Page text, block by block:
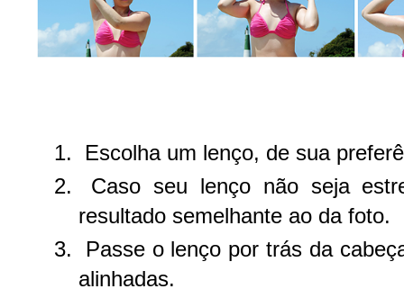
Escolha um lenço, de sua
Caso seu lenço não seja
resultado semelhante ao da foto.
Passe o lenço por trás da
alinhadas.